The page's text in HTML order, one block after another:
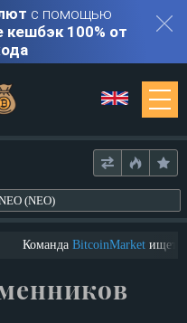
с помощью
кешбэк 100% от
(NEO)
КомандаBitcoinMarketищет